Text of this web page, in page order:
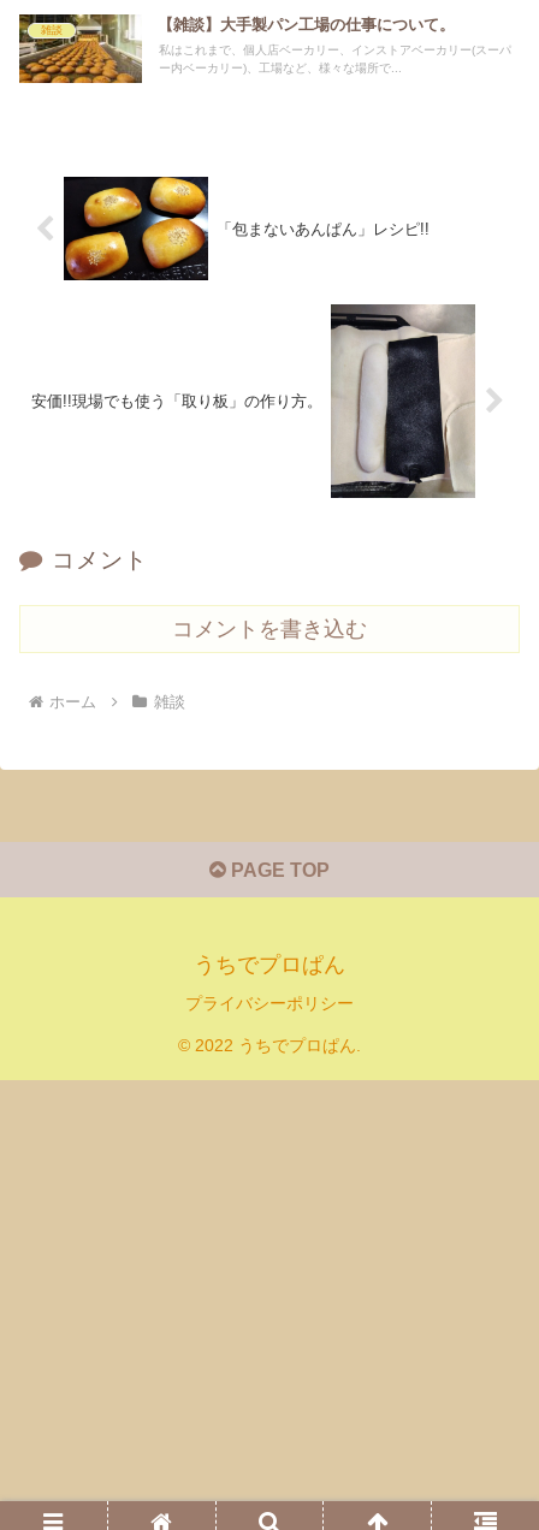
雑談 【雑談】大手製パン工場の仕事について。
私はこれまで、個人店ベーカリー、インストアベーカリー(スーパ
ー内ベーカリー)、工場など、様々な場所で...
「包まないあんぱん」レシピ!!
安価!!現場でも使う「取り板」の作り方。
コメント
コメントを書き込む
ホーム 雑談
PAGE TOP
うちでプロぱん
プライバシーポリシー
© 2022 うちでプロぱん.